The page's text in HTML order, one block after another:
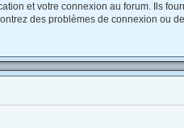
et votre connexion au forum. Ils
des problèmes de connexion ou